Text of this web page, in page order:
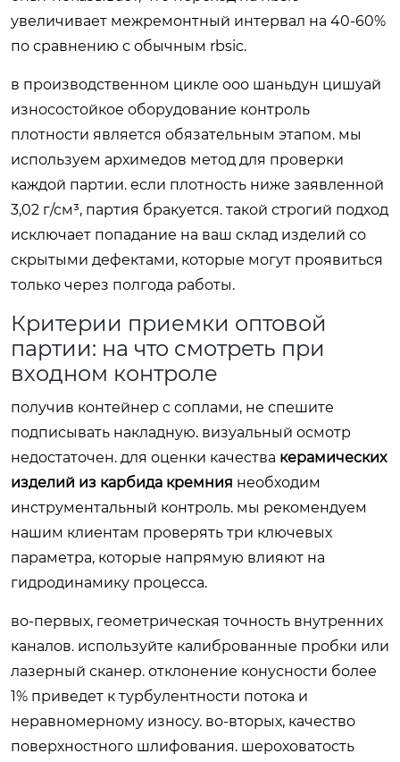
увеличивает межремонтный интервал на 40-60%
по сравнению с обычным rbsic.
в производственном цикле ооо шаньдун цишуай
износостойкое оборудование контроль
плотности является обязательным этапом. мы
используем архимедов метод для проверки
каждой партии. если плотность ниже заявленной
3,02 г/см³, партия бракуется. такой строгий подход
исключает попадание на ваш склад изделий со
скрытыми дефектами, которые могут проявиться
только через полгода работы.
Критерии приемки оптовой
партии: на что смотреть при
входном контроле
получив контейнер с соплами, не спешите
подписывать накладную. визуальный осмотр
недостаточен. для оценки качества керамических
изделий из карбида кремния необходим
инструментальный контроль. мы рекомендуем
нашим клиентам проверять три ключевых
параметра, которые напрямую влияют на
гидродинамику процесса.
во-первых, геометрическая точность внутренних
каналов. используйте калиброванные пробки или
лазерный сканер. отклонение конусности более
1% приведет к турбулентности потока и
неравномерному износу. во-вторых, качество
поверхностного шлифования. шероховатость